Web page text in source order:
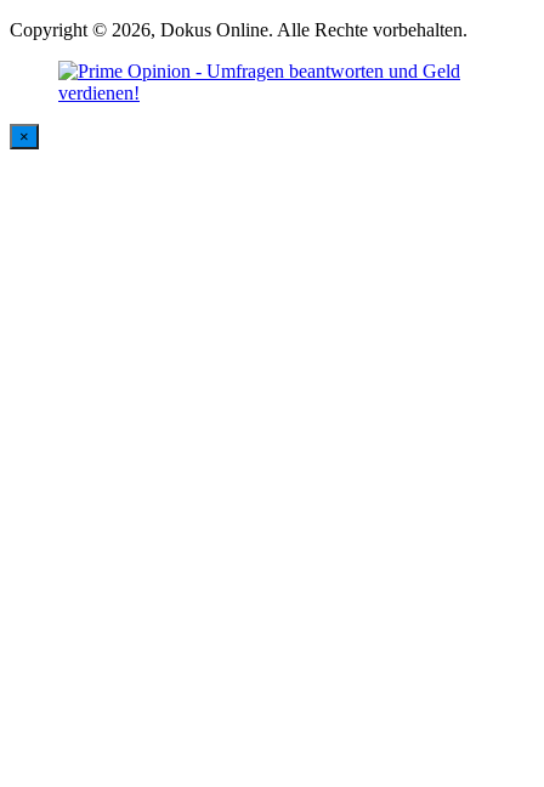
Copyright © 2026, Dokus Online. Alle Rechte vorbehalten.
×